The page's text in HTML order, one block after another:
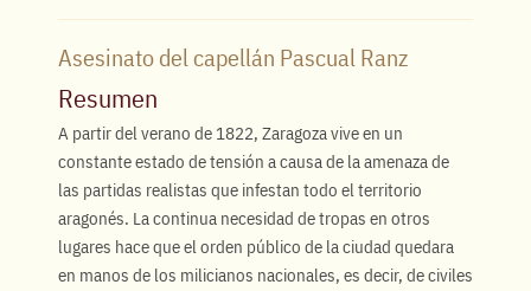
Asesinato del capellán Pascual Ranz
Resumen
A partir del verano de 1822, Zaragoza vive en un
constante estado de tensión a causa de la amenaza de
las partidas realistas que infestan todo el territorio
aragonés. La continua necesidad de tropas en otros
lugares hace que el orden público de la ciudad quedara
en manos de los milicianos nacionales, es decir, de civiles